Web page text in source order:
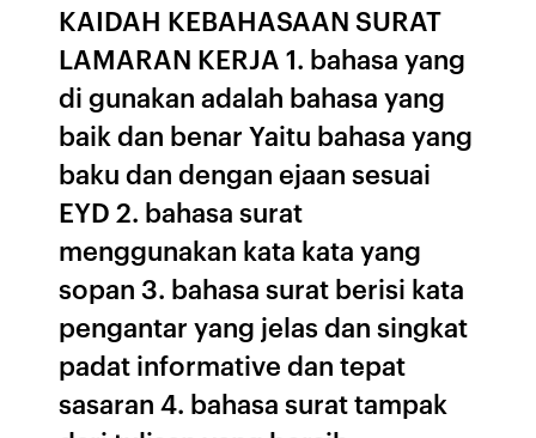
KAIDAH KEBAHASAAN SURAT
LAMARAN KERJA 1. bahasa yang
di gunakan adalah bahasa yang
baik dan benar Yaitu bahasa yang
baku dan dengan ejaan sesuai
EYD 2. bahasa surat
menggunakan kata kata yang
sopan 3. bahasa surat berisi kata
pengantar yang jelas dan singkat
padat informative dan tepat
sasaran 4. bahasa surat tampak